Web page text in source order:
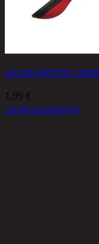
JOUSIPURISTIN
1,99 €
Lisää ostoskoriin